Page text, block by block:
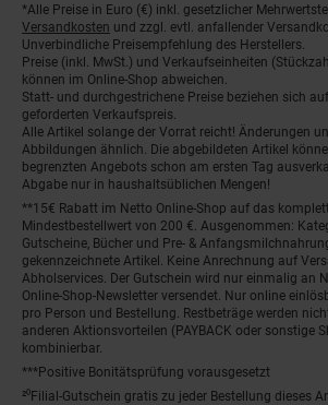
Fußnoten
*Alle Preise in Euro (€) inkl. gesetzlicher
Versandkosten und zzgl. evtl. anfallender
Unverbindliche Preisempfehlung des Herstellers.
Preise (inkl. MwSt.) und Verkaufseinheiten
können im Online-Shop abweichen.
Statt- und durchgestrichene Preise beziehen sich
geforderten Verkaufspreis.
Alle Artikel solange der Vorrat reicht! Änderungen
Abbildungen ähnlich. Die abgebildeten Artikel
begrenzten Angebots schon am ersten Tag
Abgabe nur in haushaltsüblichen Mengen!
**15€ Rabatt im Netto Online-Shop auf das
Mindestbestellwert von 200 €. Ausgenommen:
Gutscheine, Bücher und Pre- &
gekennzeichnete Artikel. Keine Anrechnung auf
Abholservices. Der Gutschein wird nur einmalig an
Online-Shop-Newsletter versendet. Nur online
pro Person und Bestellung. Restbeträge werden
anderen Aktionsvorteilen (PAYBACK oder sonstige
kombinierbar.
***Positive Bonitätsprüfung vorausgesetzt
²⁰Filial-Gutschein gratis zu jeder Bestellung dieses